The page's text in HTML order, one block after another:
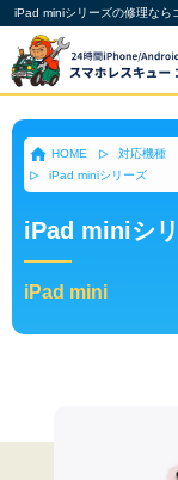
iPad miniシリーズの修理なら
HOME 対応機種
iPad miniシリーズ
iPad miniシ
iPad mini